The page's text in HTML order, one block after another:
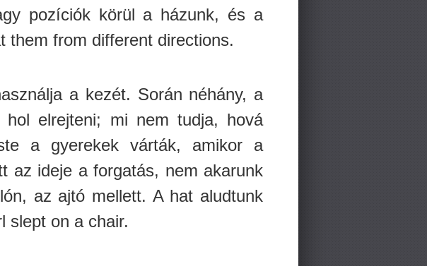
pozíciók körül a házunk, és a
them from different directions.
a kezét. Során néhány, a
elrejteni; mi nem tudja, hová
a gyerekek várták, amikor a
az ideje a forgatás, nem akarunk
az ajtó mellett. A hat aludtunk
slept on a chair.